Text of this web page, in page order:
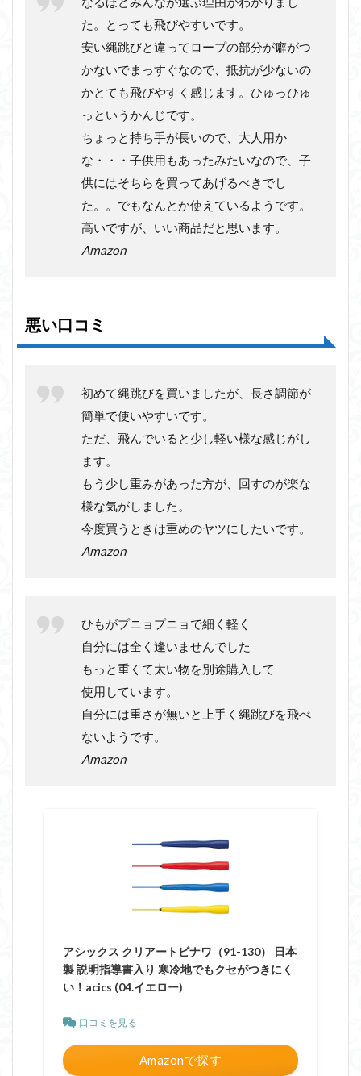
た。とっても飛びやすいです。
安い縄跳びと違ってロープの部分が癖がつ
かないでまっすぐなので、抵抗が少ないの
かとても飛びやすく感じます。ひゅっひゅ
っというかんじです。
ちょっと持ち手が長いので、大人用か
な・・・子供用もあったみたいなので、子
供にはそちらを買ってあげるべきでし
た。。でもなんとか使えているようです。
高いですが、いい商品だと思います。
Amazon
悪い口コミ
初めて縄跳びを買いましたが、長さ調節が
簡単で使いやすいです。
ただ、飛んでいると少し軽い様な感じがし
ます。
もう少し重みがあった方が、回すのが楽な
様な気がしました。
今度買うときは重めのヤツにしたいです。
Amazon
ひもがプニョプニョで細く軽く
自分には全く逢いませんでした
もっと重くて太い物を別途購入して
使用しています。
自分には重さが無いと上手く縄跳びを飛べ
ないようです。
Amazon
アシックス クリアートビナワ（91-130） 日本
製 説明指導書入り 寒冷地でもクセがつきにく
い！acics (04.イエロー)
口コミを見る
Amazonで探す